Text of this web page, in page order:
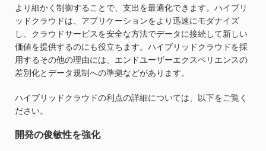
より細かく制御することで、支出を最適化できます。ハイブリ
ッドクラウドは、アプリケーションをより迅速にモダナイズ
し、クラウドサービスを安全な方法でデータに接続して新しい
価値を提供するのにも役立ちます。ハイブリッドクラウドを採
用するその他の理由には、エンドユーザーエクスペリエンスの
差別化とデータ規制への準拠などがあります。
ハイブリッドクラウドの利点の詳細については、以下をご覧く
ださい。
開発の俊敏性を強化